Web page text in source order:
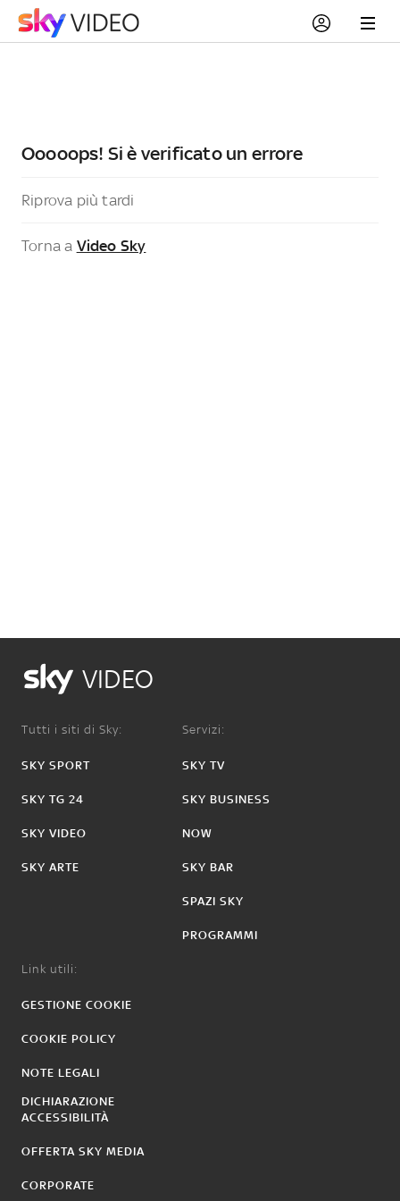
Ooooops! Si è verificato un errore
Riprova più tardi
Torna a Video Sky
VIDEO
Tutti i siti di Sky:
SKY SPORT
SKY TG 24
SKY VIDEO
SKY ARTE
Servizi:
SKY TV
SKY BUSINESS
NOW
SKY BAR
SPAZI SKY
PROGRAMMI
Link utili:
GESTIONE COOKIE
COOKIE POLICY
NOTE LEGALI
DICHIARAZIONE
ACCESSIBILITÀ
OFFERTA SKY MEDIA
CORPORATE